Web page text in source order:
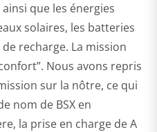
que les énergies
solaires, les batteries
recharge. La mission
Nous avons repris
sur la nôtre, ce qui
nom de BSX en
la prise en charge de A